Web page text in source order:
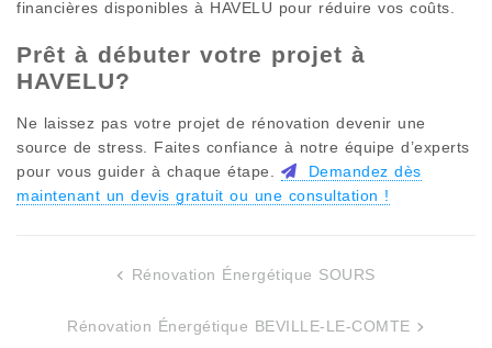
financières disponibles à HAVELU pour réduire vos coûts.
Prêt à débuter votre projet à
HAVELU?
Ne laissez pas votre projet de rénovation devenir une
source de stress. Faites confiance à notre équipe d’experts
pour vous guider à chaque étape.
Demandez dès
maintenant un devis gratuit ou une consultation !
Rénovation Énergétique SOURS
Rénovation Énergétique BEVILLE-LE-COMTE